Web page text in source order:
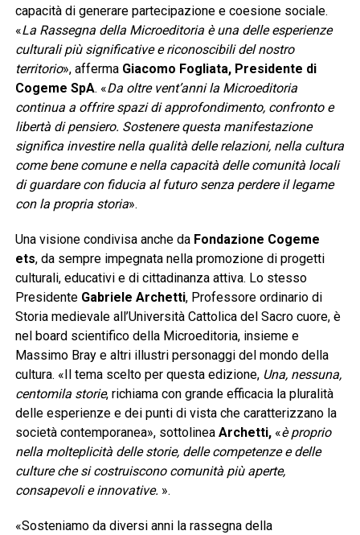
capacità di generare partecipazione e coesione sociale.
«La Rassegna della Microeditoria è una delle esperienze
culturali più significative e riconoscibili del nostro
territorio», afferma Giacomo Fogliata, Presidente di
Cogeme SpA. «Da oltre vent’anni la Microeditoria
continua a offrire spazi di approfondimento, confronto e
libertà di pensiero. Sostenere questa manifestazione
significa investire nella qualità delle relazioni, nella cultura
come bene comune e nella capacità delle comunità locali
di guardare con fiducia al futuro senza perdere il legame
con la propria storia».
Una visione condivisa anche da Fondazione Cogeme
ets, da sempre impegnata nella promozione di progetti
culturali, educativi e di cittadinanza attiva. Lo stesso
Presidente Gabriele Archetti, Professore ordinario di
Storia medievale all’Università Cattolica del Sacro cuore, è
nel board scientifico della Microeditoria, insieme e
Massimo Bray e altri illustri personaggi del mondo della
cultura. «Il tema scelto per questa edizione, Una, nessuna,
centomila storie, richiama con grande efficacia la pluralità
delle esperienze e dei punti di vista che caratterizzano la
società contemporanea», sottolinea Archetti, «è proprio
nella molteplicità delle storie, delle competenze e delle
culture che si costruiscono comunità più aperte,
consapevoli e innovative. ».
«Sosteniamo da diversi anni la rassegna della